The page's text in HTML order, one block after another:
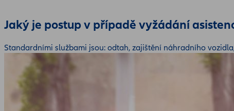
Jaký je postup v případě vyžádání
Standardními službami jsou: odtah, zajištění náhradního